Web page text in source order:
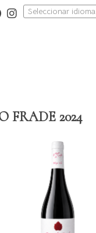
Seleccionar idioma
FRADE 2024